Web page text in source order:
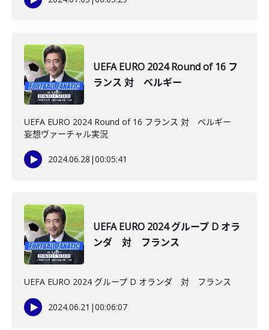
UEFA EURO 2024 Round of 16 フ
ランス 対 ベルギー
UEFA EURO 2024 Round of 16 フランス 対 ベルギー
妄想ヴァーチャル実況
2024.06.28 |00:05:41
UEFA EURO 2024 グループ D オラ
ンダ 対 フランス
UEFA EURO 2024 グループ D オランダ 対 フランス
2024.06.21 |00:06:07